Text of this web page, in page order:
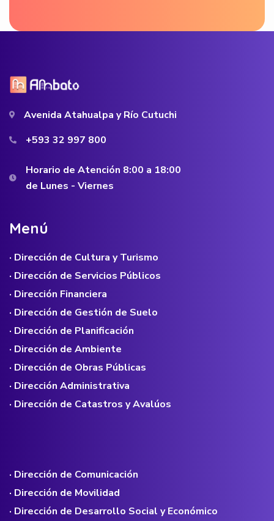
Avenida Atahualpa y Río Cutuchi
+593 32 997 800
Horario de Atención 8:00 a 18:00
de Lunes - Viernes
Menú
· Dirección de Cultura y Turismo
· Dirección de Servicios Públicos
· Dirección Financiera
· Dirección de Gestión de Suelo
· Dirección de Planificación
· Dirección de Ambiente
· Dirección de Obras Públicas
· Dirección Administrativa
· Dirección de Catastros y Avalúos
· Dirección de Comunicación
· Dirección de Movilidad
· Dirección de Desarrollo Social y Económico